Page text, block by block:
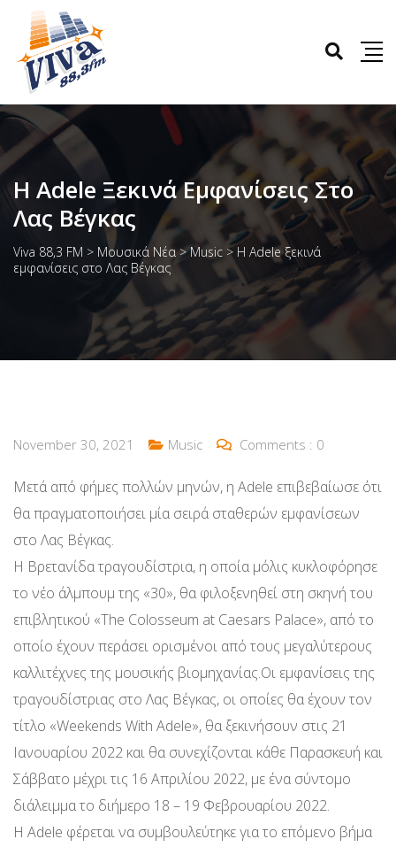
Η Adele Ξεκινά Εμφανίσεις Στο
Λας Βέγκας
Viva 88,3 FM > Μουσικά Νέα>Music > Η Adele ξεκινά
εμφανίσεις στο Λας Βέγκας
November 30, 2021 Music Comments : 0
Μετά από φήμες πολλών μηνών, η Adele επιβεβαίωσε ότι
θα πραγματοποιήσει μία σειρά σταθερών εμφανίσεων
στο Λας Βέγκας.
Η Βρετανίδα τραγουδίστρια, η οποία μόλις κυκλοφόρησε
το νέο άλμπουμ της «30», θα φιλοξενηθεί στη σκηνή του
επιβλητικού «The Colosseum at Caesars Palace», από το
οποίο έχουν περάσει ορισμένοι από τους μεγαλύτερους
καλλιτέχνες της μουσικής βιομηχανίας.Οι εμφανίσεις της
τραγουδίστριας στο Λας Βέγκας, οι οποίες θα έχουν τον
τίτλο «Weekends With Adele», θα ξεκινήσουν στις 21
Ιανουαρίου 2022 και θα συνεχίζονται κάθε Παρασκευή και
Σάββατο μέχρι τις 16 Απριλίου 2022, με ένα σύντομο
διάλειμμα το διήμερο 18 – 19 Φεβρουαρίου 2022.
Η Adele φέρεται να συμβουλεύτηκε για το επόμενο βήμα